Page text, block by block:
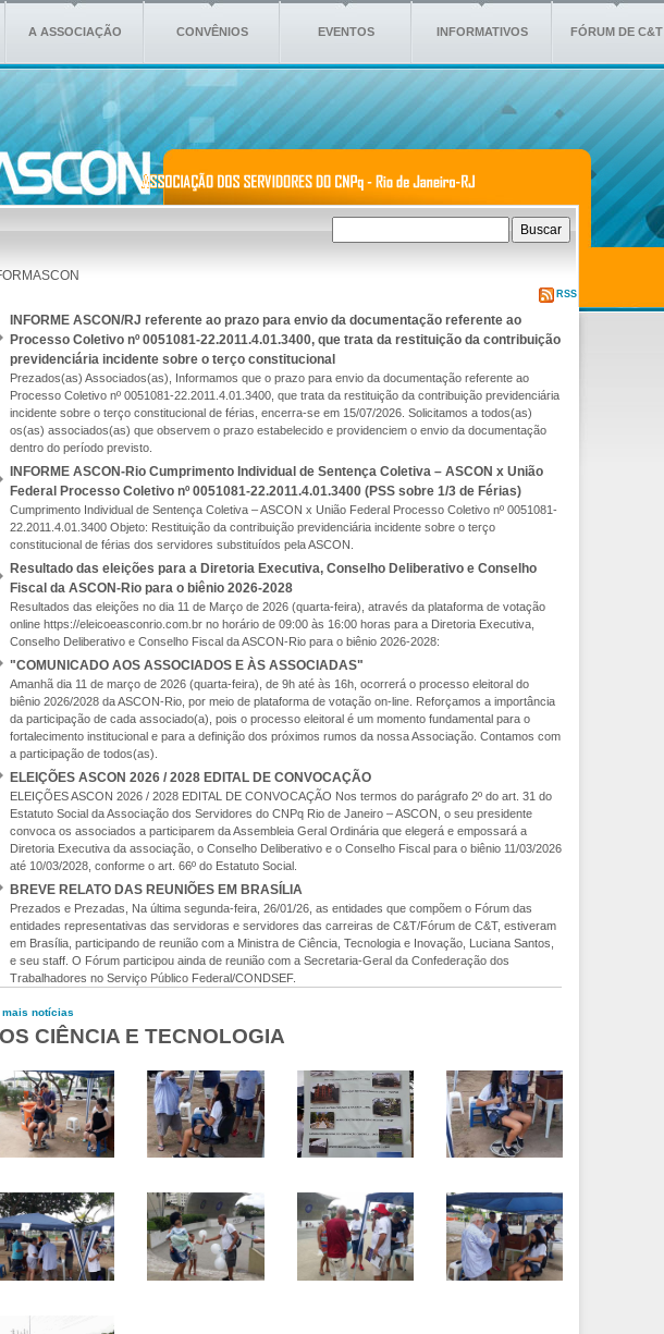
A ASSOCIAÇÃO CONVÊNIOS EVENTOS INFORMATIVOS FÓRUM DE C&T
RSS
INFORME ASCON/RJ referente ao prazo para envio da documentação referente ao
Processo Coletivo nº 0051081-22.2011.4.01.3400, que trata da restituição da contribuição
previdenciária incidente sobre o terço constitucional
Prezados(as) Associados(as), Informamos que o prazo para envio da documentação referente ao
Processo Coletivo nº 0051081-22.2011.4.01.3400, que trata da restituição da contribuição previdenciária
incidente sobre o terço constitucional de férias, encerra-se em 15/07/2026. Solicitamos a todos(as)
os(as) associados(as) que observem o prazo estabelecido e providenciem o envio da documentação
dentro do período previsto.
INFORME ASCON-Rio Cumprimento Individual de Sentença Coletiva – ASCON x União
Federal Processo Coletivo nº 0051081-22.2011.4.01.3400 (PSS sobre 1/3 de Férias)
Cumprimento Individual de Sentença Coletiva – ASCON x União Federal Processo Coletivo nº 0051081-
22.2011.4.01.3400 Objeto: Restituição da contribuição previdenciária incidente sobre o terço
constitucional de férias dos servidores substituídos pela ASCON.
Resultado das eleições para a Diretoria Executiva, Conselho Deliberativo e Conselho
Fiscal da ASCON-Rio para o biênio 2026-2028
Resultados das eleições no dia 11 de Março de 2026 (quarta-feira), através da plataforma de votação
online https://eleicoeasconrio.com.br no horário de 09:00 às 16:00 horas para a Diretoria Executiva,
Conselho Deliberativo e Conselho Fiscal da ASCON-Rio para o biênio 2026-2028:
"COMUNICADO AOS ASSOCIADOS E ÀS ASSOCIADAS"
Amanhã dia 11 de março de 2026 (quarta-feira), de 9h até às 16h, ocorrerá o processo eleitoral do
biênio 2026/2028 da ASCON-Rio, por meio de plataforma de votação on-line. Reforçamos a importância
da participação de cada associado(a), pois o processo eleitoral é um momento fundamental para o
fortalecimento institucional e para a definição dos próximos rumos da nossa Associação. Contamos com
a participação de todos(as).
ELEIÇÕES ASCON 2026 / 2028 EDITAL DE CONVOCAÇÃO
ELEIÇÕES ASCON 2026 / 2028 EDITAL DE CONVOCAÇÃO Nos termos do parágrafo 2º do art. 31 do
Estatuto Social da Associação dos Servidores do CNPq Rio de Janeiro – ASCON, o seu presidente
convoca os associados a participarem da Assembleia Geral Ordinária que elegerá e empossará a
Diretoria Executiva da associação, o Conselho Deliberativo e o Conselho Fiscal para o biênio 11/03/2026
até 10/03/2028, conforme o art. 66º do Estatuto Social.
BREVE RELATO DAS REUNIÕES EM BRASÍLIA
Prezados e Prezadas, Na última segunda-feira, 26/01/26, as entidades que compõem o Fórum das
entidades representativas das servidoras e servidores das carreiras de C&T/Fórum de C&T, estiveram
em Brasília, participando de reunião com a Ministra de Ciência, Tecnologia e Inovação, Luciana Santos,
e seu staff. O Fórum participou ainda de reunião com a Secretaria-Geral da Confederação dos
Trabalhadores no Serviço Público Federal/CONDSEF.
mais notícias
CIÊNCIA E TECNOLOGIA